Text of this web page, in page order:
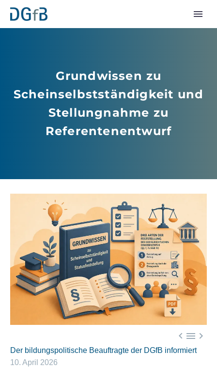
Grundwissen zu
Scheinselbstständigkeit und
Stellungnahme zu
Referentenentwurf
  
Der bildungspolitische Beauftragte der DGfB informiert
10. April 2026